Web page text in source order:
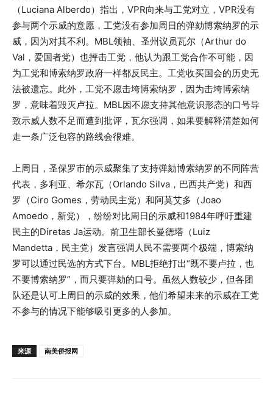
（Luciana Alberdo）指出，VPR向来与工党对立，VPR没有
参与两个示威的意愿，工党没有参加周日的弹劾博索纳罗的示
威，因为对其不利。MBL领袖、圣州议员瓦尔（Arthur do
Val，爱国者党）也抨击工党，他认为跟工党合作不可能，因
为工党和博索纳罗政府一样都反民主。工党收买国会的历史无
法被遗忘。此外，工党不愿击垮博索纳罗，因为击垮博索纳
罗，意味着毁灭卢拉。MBL因不愿支持其他意识形态的口号导
致示威人数不足而遭到批评，瓦尔强调，如果要解释清楚如何
走一条广泛包容的路线会很难。
上周日，圣保罗市的示威聚集了支持弹劾博索纳罗的不同阵营
代表，多利亚、希尔瓦（Orlando Silva，巴西共产党）和西
罗（Ciro Gomes，劳动民主党）和阿莫艾多（Joao
Amoedo，新党），纷纷对比周日的示威和1984年呼吁重建
民主的Diretas Ja运动。前卫生部长曼德塔（Luiz
Mandetta，民主党）发言强调人民不需要两个极端，博索纳
罗可以通过民选的方式下台。MBL拒绝打出“既不要卢拉，也
不要博索纳罗”，而只要弹劾的口号。虽然人数较少，但各团
队还是认可上周日的示威的效果，他们希望未来的示威在工党
不参与的情况下能够吸引更多的人参加。
来源 南美侨报网